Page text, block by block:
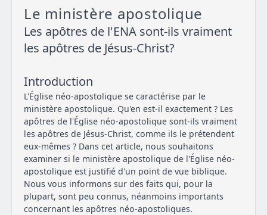
Le ministère apostolique
Les apôtres de l'ENA sont-ils vraiment
les apôtres de Jésus-Christ?
Introduction
L'Église néo-apostolique se caractérise par le
ministère apostolique. Qu'en est-il exactement ? Les
apôtres de l'Église néo-apostolique sont-ils vraiment
les apôtres de Jésus-Christ, comme ils le prétendent
eux-mêmes ? Dans cet article, nous souhaitons
examiner si le ministère apostolique de l'Église néo-
apostolique est justifié d'un point de vue biblique.
Nous vous informons sur des faits qui, pour la
plupart, sont peu connus, néanmoins importants
concernant les apôtres néo-apostoliques.